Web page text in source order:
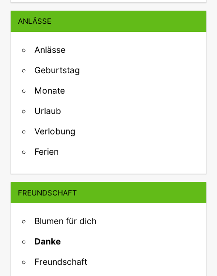
ANLÄSSE
Anlässe
Geburtstag
Monate
Urlaub
Verlobung
Ferien
FREUNDSCHAFT
Blumen für dich
Danke
Freundschaft